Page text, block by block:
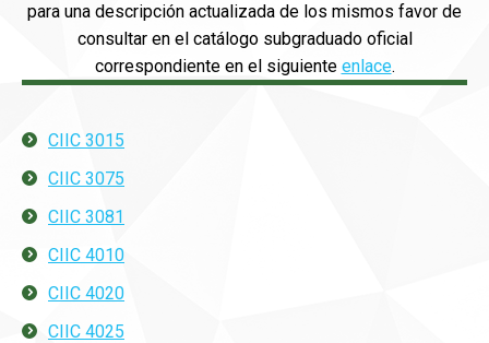
para una descripción actualizada de los mismos favor de
consultar en el catálogo subgraduado oficial
correspondiente en el siguiente enlace.
CIIC 3015
CIIC 3075
CIIC 3081
CIIC 4010
CIIC 4020
CIIC 4025